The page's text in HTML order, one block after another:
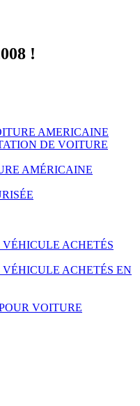
!
AMERICAINE
DE VOITURE
AMÉRICAINE
ACHETÉS
ACHETÉS EN
VOITURE